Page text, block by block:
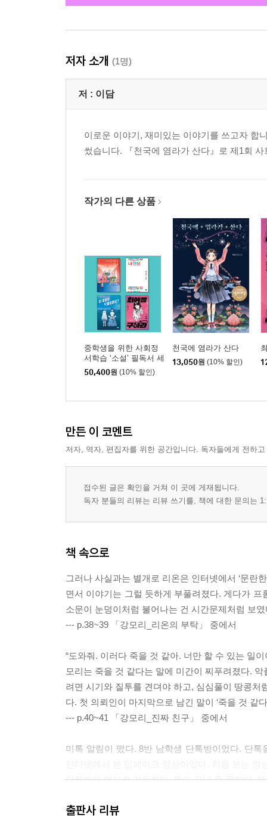
저자 소개 (1명)
저 : 이담
이로운 이야기, 재미있는 이야기를 쓰고자 합
썼습니다. 『천국에 염라가 산다』로 제1회
작가의 다른 상품
중학생을 위한 사회정
서학습 ‘소설’ 필독서 세
트
50,400원 (10% 할인)
천국에 염라가 산다
13,050원 (10% 할인)
만든 이 코멘트
저자, 역자, 편집자를 위한 공간입니다. 독자들에게 전하
접수된 글은 확인을 거쳐 이 곳에 게재됩니다.
독자 분들의 리뷰는 리뷰 쓰기를, 책에 대한 문의는
책 속으로
그러나 사실과는 별개로 리온은 인터넷에서 ‘문란
면서 이야기는 그럴 듯하게 부풀려졌다. 게다가
소문이 눈덩이처럼 불어나는 건 시간문제처럼 보였
--- p.38~39 「강모리_리온의 부탁」 중에서
“도와줘. 이러다 죽을 것 같아. 너만 할 수 있는 일이
모리는 죽을 것 같다는 말에 미간이 찌푸려졌다.
려면 시기와 질투를 견뎌야 하고, 심심풀이 땅콩
다. 첫 의뢰인이 마지막으로 남긴 말이 ‘죽을 것 같
--- p.40~41 「강모리_진짜 친구」 중에서
미톡 알림이 떴다. 8반 남학생 단톡방이었다. 단
단톡방은 열기로 가득했다. 톡이 끝날 줄 몰랐다.
모리는 고개를 들어 반을 둘러봤다. 아이들은 무표
출판사 리뷰